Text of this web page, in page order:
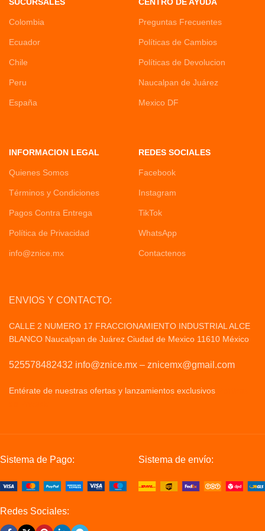
Colombia
Ecuador
Chile
Peru
España
Preguntas Frecuentes
Políticas de Cambios
Políticas de Devolucion
Naucalpan de Juárez
Mexico DF
INFORMACION LEGAL
Quienes Somos
Términos y Condiciones
Pagos Contra Entrega
Política de Privacidad
info@znice.mx
REDES SOCIALES
Facebook
Instagram
TikTok
WhatsApp
Contactenos
ENVIOS Y CONTACTO:
CALLE 2 NUMERO 17 FRACCIONAMIENTO INDUSTRIAL ALCE
BLANCO Naucalpan de Juárez Ciudad de Mexico 11610 México
525578482432 info@znice.mx – znicemx@gmail.com
Entérate de nuestras ofertas y lanzamientos exclusivos
Sistema de Pago: Sistema de envío:
Redes Sociales: